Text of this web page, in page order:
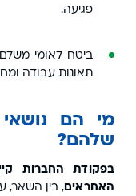
פגיעה.
תאונות עבודה
מי הם
שלהם?
בפקודת החברות
האחראים, בין השאר,